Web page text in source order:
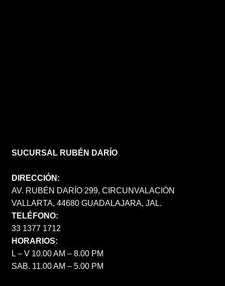
SUCURSAL RUBÉN DARÍO
DIRECCIÓN:
AV. RUBÉN DARÍO 299, CIRCUNVALACIÓN
VALLARTA, 44680 GUADALAJARA, JAL.
TELÉFONO:
33 1377 1712
HORARIOS:
L – V 10.00 AM – 8.00 PM
SAB. 11.00 AM – 5.00 PM